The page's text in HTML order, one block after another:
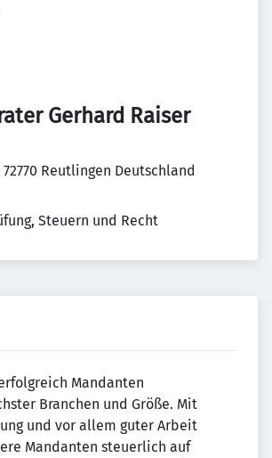
Gerhard Raiser
Reutlingen Deutschland
Steuern und Recht
Mandanten
Branchen und Größe. Mit
und vor allem guter Arbeit
Mandanten steuerlich auf